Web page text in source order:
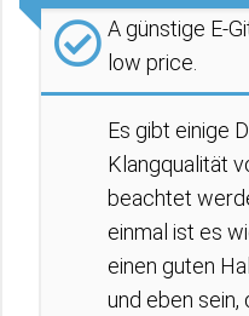
A günstige E-
low price.
Es gibt einige
Klangqualität
beachtet
einmal ist es
einen guten
und eben sein,